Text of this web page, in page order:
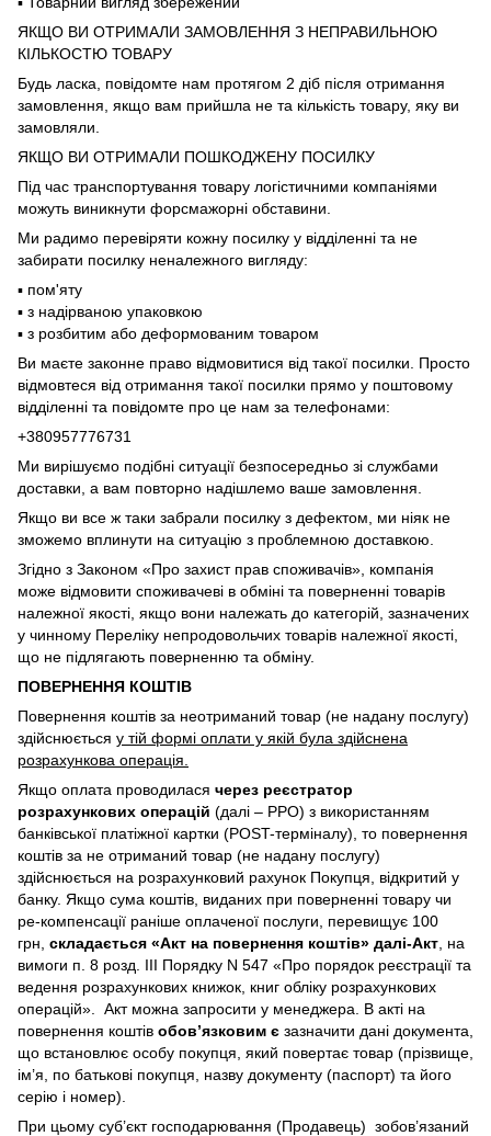
ЯКЩО ВИ ОТРИМАЛИ ЗАМОВЛЕННЯ З НЕПРАВИЛЬНОЮ
КІЛЬКОСТЮ ТОВАРУ
Будь ласка, повідомте нам протягом 2 діб після отримання
замовлення, якщо вам прийшла не та кількість товару, яку ви
замовляли.
ЯКЩО ВИ ОТРИМАЛИ ПОШКОДЖЕНУ ПОСИЛКУ
Під час транспортування товару логістичними компаніями
можуть виникнути форсмажорні обставини.
Ми радимо перевіряти кожну посилку у відділенні та не
забирати посилку неналежного вигляду:
▪️ пом'яту
▪️ з надірваною упаковкою
▪️ з розбитим або деформованим товаром
Ви маєте законне право відмовитися від такої посилки. Просто
відмовтеся від отримання такої посилки прямо у поштовому
відділенні та повідомте про це нам за телефонами:
+380957776731
Ми вирішуємо подібні ситуації безпосередньо зі службами
доставки, а вам повторно надішлемо ваше замовлення.
Якщо ви все ж таки забрали посилку з дефектом, ми ніяк не
зможемо вплинути на ситуацію з проблемною доставкою.
Згідно з Законом «Про захист прав споживачів», компанія
може відмовити споживачеві в обміні та поверненні товарів
належної якості, якщо вони належать до категорій, зазначених
у чинному Переліку непродовольчих товарів належної якості,
що не підлягають поверненню та обміну.
ПОВЕРНЕННЯ КОШТІВ
Повернення коштів за неотриманий товар (не надану послугу)
здійснюється у тій формі оплати у якій була здійснена
розрахункова операція.
Якщо оплата проводилася через реєстратор
розрахункових операцій (далі – РРО) з використанням
банківської платіжної картки (POST-терміналу), то повернення
коштів за не отриманий товар (не надану послугу)
здійснюється на розрахунковий рахунок Покупця, відкритий у
банку. Якщо сума коштів, виданих при поверненні товару чи
ре-компенсації раніше оплаченої послуги, перевищує 100
грн, складається «Акт на повернення коштів» далі-Акт , на
вимоги п. 8 розд. III Порядку N 547 «Про порядок реєстрації та
ведення розрахункових книжок, книг обліку розрахункових
операцій». Акт можна запросити у менеджера. В акті на
повернення коштів обов’язковим є зазначити дані документа,
що встановлює особу покупця, який повертає товар (прізвище,
ім’я, по батькові покупця, назву документу (паспорт) та його
серію і номер).
При цьому суб’єкт господарювання (Продавець) зобов’язаний